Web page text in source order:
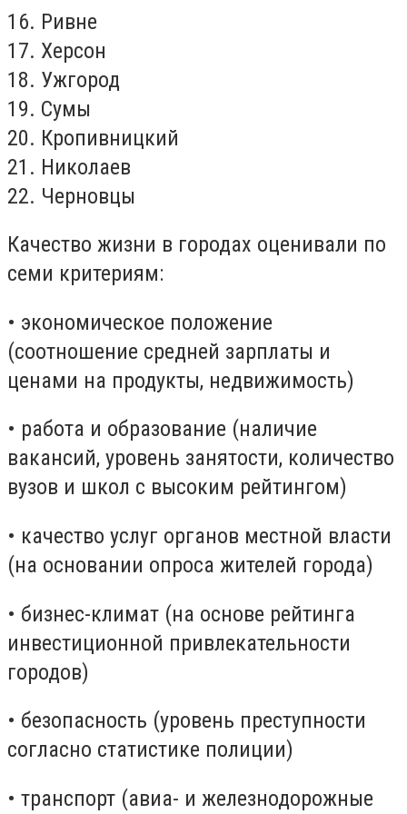
16. Ривне
17. Херсон
18. Ужгород
19. Сумы
20. Кропивницкий
21. Николаев
22. Черновцы
Качество жизни в городах оценивали по
семи критериям:
• экономическое положение
(соотношение средней зарплаты и
ценами на продукты, недвижимость)
• работа и образование (наличие
вакансий, уровень занятости, количество
вузов и школ c высоким рейтингом)
• качество услуг органов местной власти
(на основании опроса жителей города)
• бизнес-климат (на основе рейтинга
инвестиционной привлекательности
городов)
• безопасность (уровень преступности
согласно статистике полиции)
• транспорт (авиа- и железнодорожные